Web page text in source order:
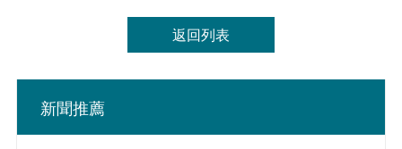
返回列表
新聞推薦